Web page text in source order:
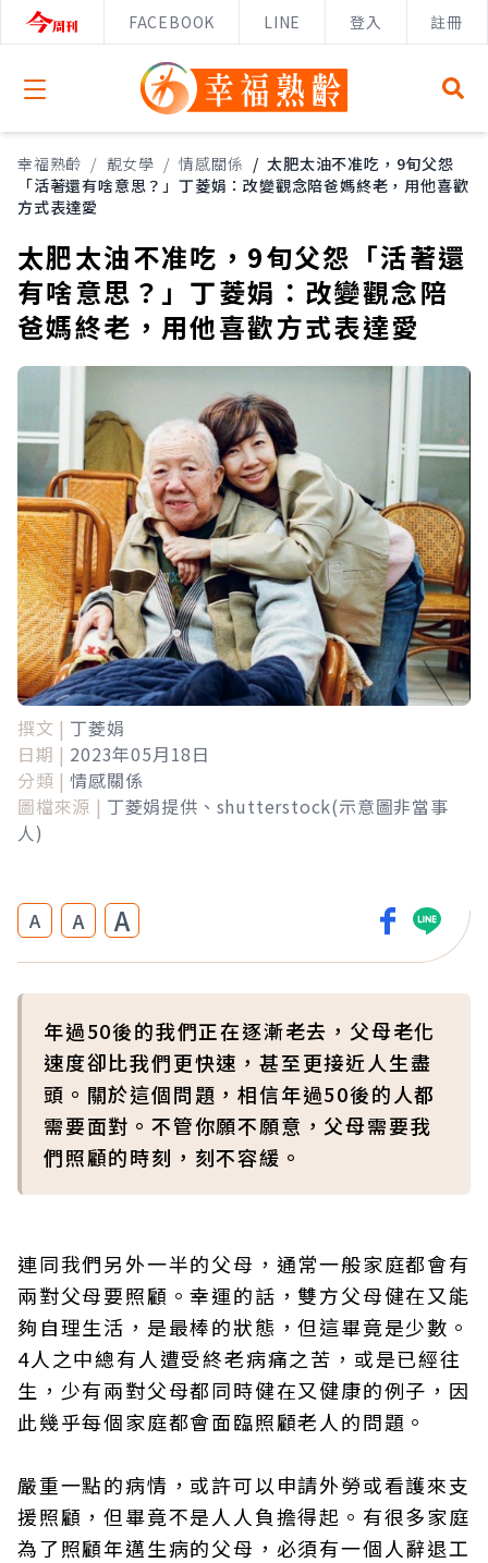
FACEBOOK LINE 登入 註冊
Open menu
幸福熟齡 / 靚女學 / 情感關係 / 太肥太油不准吃，9旬父怨
「活著還有啥意思？」丁菱娟：改變觀念陪爸媽終老，用他喜歡
方式表達愛
太肥太油不准吃，9旬父怨「活著還
有啥意思？」丁菱娟：改變觀念陪
爸媽終老，用他喜歡方式表達愛
撰文 | 丁菱娟
日期 | 2023年05月18日
分類 | 情感關係
圖檔來源 | 丁菱娟提供、shutterstock(示意圖非當事
人)
A A A
年過50後的我們正在逐漸老去，父母老化
速度卻比我們更快速，甚至更接近人生盡
頭。關於這個問題，相信年過50後的人都
需要面對。不管你願不願意，父母需要我
們照顧的時刻，刻不容緩。
連同我們另外一半的父母，通常一般家庭都會有
兩對父母要照顧。幸運的話，雙方父母健在又能
夠自理生活，是最棒的狀態，但這畢竟是少數。
4人之中總有人遭受終老病痛之苦，或是已經往
生，少有兩對父母都同時健在又健康的例子，因
此幾乎每個家庭都會面臨照顧老人的問題。
嚴重一點的病情，或許可以申請外勞或看護來支
援照顧，但畢竟不是人人負擔得起。有很多家庭
為了照顧年邁生病的父母，必須有一個人辭退工